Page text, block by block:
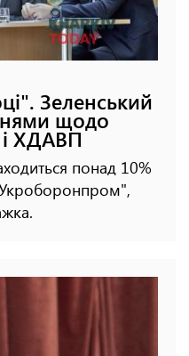
Зеленський
щодо
ХДАВП
понад 10%